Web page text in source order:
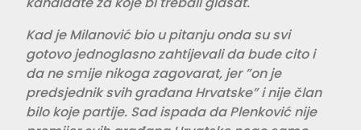
Kad je Milanović bio u pitanju onda su svi
gotovo jednoglasno zahtijevali da bude cito i
da ne smije nikoga zagovarat, jer ”on je
predsjednik svih građana Hrvatske” i nije član
bilo koje partije. Sad ispada da Plenković nije